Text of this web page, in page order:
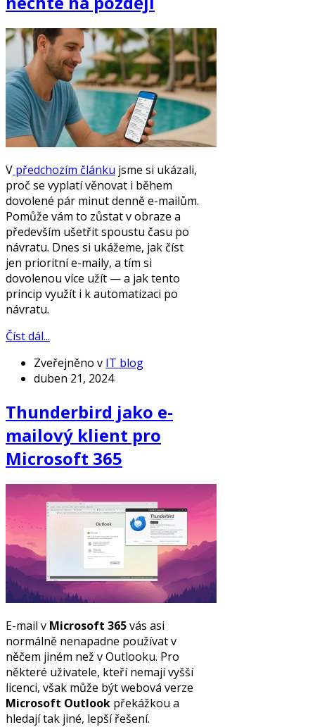
V předchozím článku jsme si ukázali,
proč se vyplatí věnovat i během
dovolené pár minut denně e-mailům.
Pomůže vám to zůstat v obraze a
především ušetřit spoustu času po
návratu. Dnes si ukážeme, jak číst
jen prioritní e-maily, a tím si
dovolenou více užít — a jak tento
princip využít i k automatizaci po
návratu.
Číst dál...
Zveřejněno v IT blog
duben 21, 2024
Thunderbird jako e-
mailový klient pro
Microsoft 365
E-mail v Microsoft 365vás asi
normálně nenapadne používat v
něčem jiném než v Outlooku. Pro
některé uživatele, kteří nemají vyšší
licenci, však může být webová verze
Microsoft Outlook překážkou a
hledají tak jiné, lepší řešení.